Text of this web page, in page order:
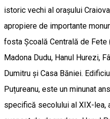
istoric vechi al orașului
apropiere de importante
fosta Școală Centrală de
Madona Dudu, Hanul Hurezi,
Dumitru și Casa Băniei.
Puțureanu, este un minunat
specifică secolului al XIX-lea,